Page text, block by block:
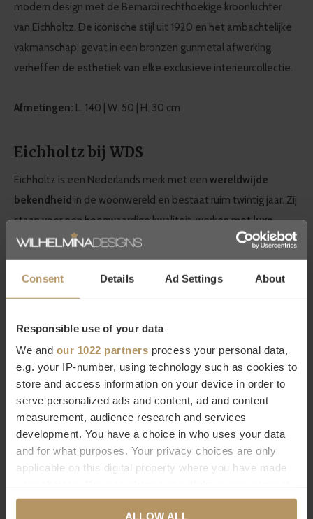
Consent Details Ad Settings About
Responsible use of your data
We and our 1022 partners process your personal data,
e.g. your IP-number, using technology such as cookies to
store and access information on your device in order to
serve personalized ads and content, ad and content
measurement, audience research and services
development. You have a choice in who uses your data
and for what purposes. Your privacy choices are only
applicable on this digital property where you have made
any time from the Cookie Declaration or by clicking on
ALLOW ALL
modern design met de Bernardi rechthoekige kroonluchter
van Eichholtz. De iconische stijl uit 1920 en het ambachtelijke
vakmanschap, gevat in een bronzen gunmetal afwerking,
verheffen de esthetiek van elke exclusieve interieurcollectie.
Afmetingen: L. 140 | W. 50 | H. 30 cm
Eichholtz bij WDS
Eichholtz is een Nederlands merk met een wereldwijde
bekendheid in de woonwereld en bestaat ruim twintig jaar. Zij
staan voor een hoogwaardige kwaliteit, werken metluxe
detailsen hebben een zeer grote collectie in meubels en
woonaccessoires. Bij WDS vind je eengrote selectie van
Eichholtz productendie naadloos aansluiten bij de
kenmerkendemodern chicstijl van WDS. Laat je inspireren
door de decoratieve producten van Eichholtz die aan elk
Wil je meer weten over Eichholtz of ben je op zoek naar een
specifiek product? Neem dan contact op met
onzeklantenservice.Direct bestellen kan natuurlijk ook,
duurt slecht 2 minuten. Ben je niet helemaal tevreden met
je aankoop? Bij WDS krijg je 30 dagen bedenktijd.
Specificaties